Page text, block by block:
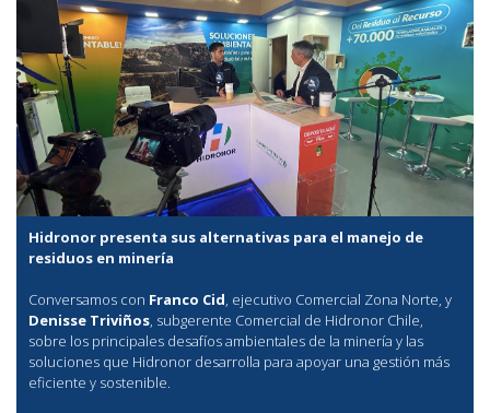
Hidronor presenta sus alternativas para el manejo de
residuos en minería
Conversamos con Franco Cid, ejecutivo Comercial Zona Norte, y
Denisse Triviños, subgerente Comercial de Hidronor Chile,
sobre los principales desafíos ambientales de la minería y las
soluciones que Hidronor desarrolla para apoyar una gestión más
eficiente y sostenible.